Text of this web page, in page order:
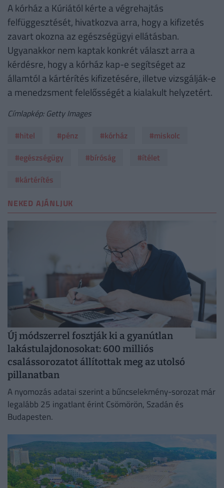
A kórház a Kúriától kérte a végrehajtás
felfüggesztését, hivatkozva arra, hogy a kifizetés
zavart okozna az egészségügyi ellátásban.
Ugyanakkor nem kaptak konkrét választ arra a
kérdésre, hogy a kórház kap-e segítséget az
államtól a kártérítés kifizetésére, illetve vizsgálják-e
a menedzsment felelősségét a kialakult helyzetért.
Címlapkép: Getty Images
#hitel
#pénz #kórház
#miskolc
#egészségügy
#bíróság
#ítélet
#kártérítés
NEKED AJÁNLJUK
Új módszerrel fosztják ki a gyanútlan
lakástulajdonosokat: 600 milliós
csalássorozatot állítottak meg az utolsó
pillanatban
A nyomozás adatai szerint a bűncselekmény-sorozat már
legalább 25 ingatlant érint Csömörön, Szadán és
Budapesten.